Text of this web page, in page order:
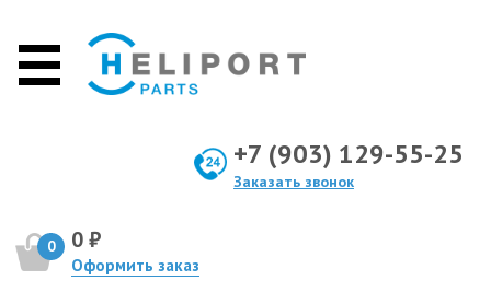
+7 (903) 129-55-25
Заказать звонок
0 0 ₽
Оформить заказ